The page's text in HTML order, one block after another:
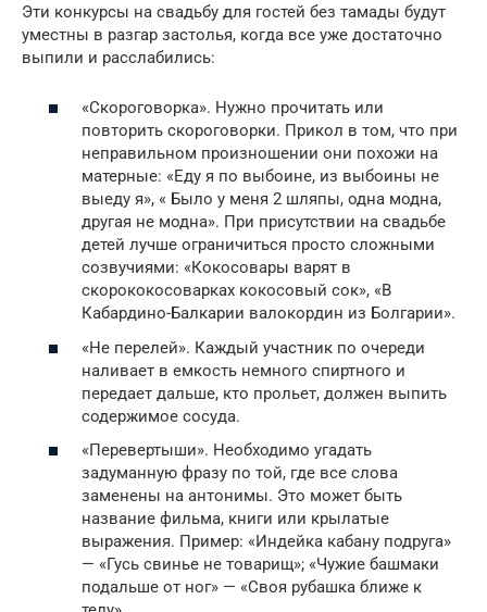
Эти конкурсы на свадьбу для гостей без тамады будут
уместны в разгар застолья, когда все уже достаточно
выпили и расслабились:
«Скороговорка». Нужно прочитать или
повторить скороговорки. Прикол в том, что при
неправильном произношении они похожи на
матерные: «Еду я по выбоине, из выбоины не
выеду я», « Было у меня 2 шляпы, одна модна,
другая не модна». При присутствии на свадьбе
детей лучше ограничиться просто сложными
созвучиями: «Кокосовары варят в
скорококосоварках кокосовый сок», «В
Кабардино-Балкарии валокордин из Болгарии».
«Не перелей». Каждый участник по очереди
наливает в емкость немного спиртного и
передает дальше, кто прольет, должен выпить
содержимое сосуда.
«Перевертыши». Необходимо угадать
задуманную фразу по той, где все слова
заменены на антонимы. Это может быть
название фильма, книги или крылатые
выражения. Пример: «Индейка кабану подруга»
— «Гусь свинье не товарищ»; «Чужие башмаки
подальше от ног» — «Своя рубашка ближе к